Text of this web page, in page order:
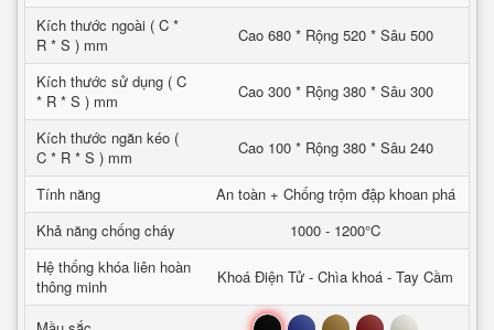
Kích thước ngoài ( C *
R * S ) mm
Cao 680 * Rộng 520 * Sâu 500
Kích thước sử dụng ( C
* R * S ) mm
Cao 300 * Rộng 380 * Sâu 300
Kích thước ngăn kéo (
C * R * S ) mm
Cao 100 * Rộng 380 * Sâu 240
Tính năng
An toàn + Chống trộm đập khoan phá
Khả năng chống cháy
1000 - 1200°C
Hệ thống khóa liên hoàn
thông minh
Khoá Điện Tử - Chìa khoá - Tay Cầm
Đen Xanh Nâu Đỏ Trắng